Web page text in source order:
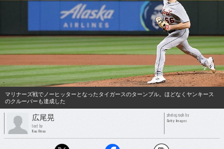
マリナーズ戦でノーヒッターとなったタイガースのターンブル。ほどなくヤンキース
のクルーバーも達成した
広尾晃
text by
Kou Hiroo
photograph by
Getty Images